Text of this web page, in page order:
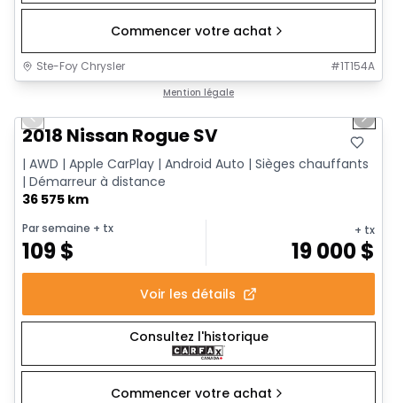
Commencer votre achat
Ste-Foy Chrysler #1T154A
Mention légale
Previous slide Next
2018 Nissan Rogue SV
| AWD | Apple CarPlay | Android Auto | Sièges chauffants
| Démarreur à distance
36 575 km
Par semaine + tx
109$
+ tx
19 000$
Voir les détails
Consultez l'historique
Commencer votre achat